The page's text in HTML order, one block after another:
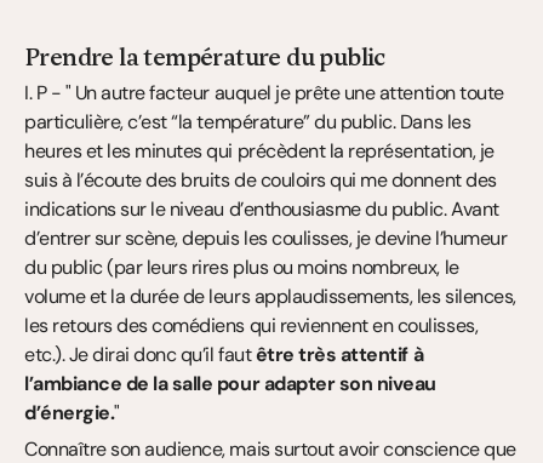
Prendre la température du public
I. P - " Un autre facteur auquel je prête une attention toute
particulière, c’est “la température” du public. Dans les
heures et les minutes qui précèdent la représentation, je
suis à l’écoute des bruits de couloirs qui me donnent des
indications sur le niveau d’enthousiasme du public. Avant
d’entrer sur scène, depuis les coulisses, je devine l’humeur
du public (par leurs rires plus ou moins nombreux, le
volume et la durée de leurs applaudissements, les silences,
les retours des comédiens qui reviennent en coulisses,
etc.). Je dirai donc qu’il faut être très attentif à
l’ambiance de la salle pour adapter son niveau
d’énergie."
Connaître son audience, mais surtout avoir conscience que